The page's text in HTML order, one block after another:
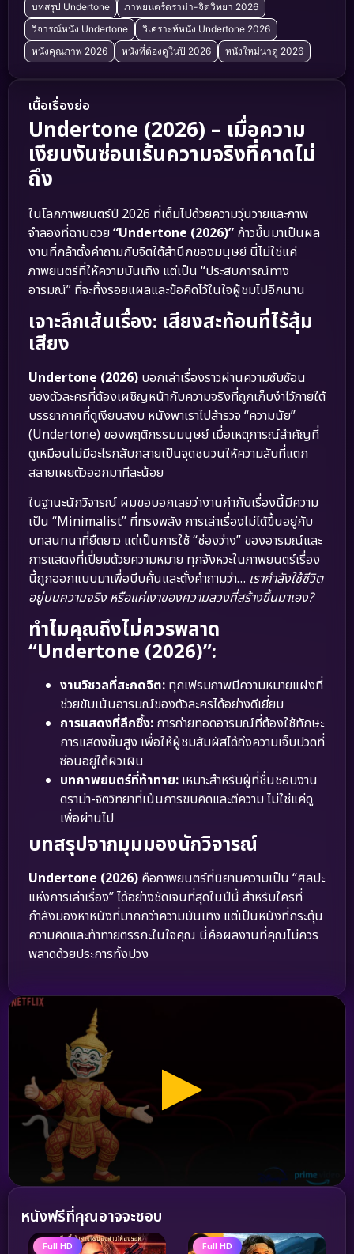
บทสรุป Undertone
ภาพยนตร์ดราม่า-จิตวิทยา 2026
วิจารณ์หนัง Undertone
วิเคราะห์หนัง Undertone 2026
หนังคุณภาพ 2026
หนังที่ต้องดูในปี 2026 หนังใหม่น่าดู 2026
เนื้อเรื่องย่อ
Undertone (2026) – เมื่อความ
เงียบงันซ่อนเร้นความจริงที่คาดไม่
ถึง
ในโลกภาพยนตร์ปี 2026 ที่เต็มไปด้วยความวุ่นวายและภาพ
จำลองที่ฉาบฉวย“Undertone (2026)” ก้าวขึ้นมาเป็นผล
งานที่กล้าตั้งคำถามกับจิตใต้สำนึกของมนุษย์ นี่ไม่ใช่แค่
ภาพยนตร์ที่ให้ความบันเทิง แต่เป็น “ประสบการณ์ทาง
อารมณ์” ที่จะทิ้งรอยแผลและข้อคิดไว้ในใจผู้ชมไปอีกนาน
เจาะลึกเส้นเรื่อง: เสียงสะท้อนที่ไร้สุ้ม
เสียง
Undertone (2026) บอกเล่าเรื่องราวผ่านความซับซ้อน
ของตัวละครที่ต้องเผชิญหน้ากับความจริงที่ถูกเก็บงำไว้ภายใต้
บรรยากาศที่ดูเงียบสงบ หนังพาเราไปสำรวจ “ความนัย”
(Undertone) ของพฤติกรรมมนุษย์ เมื่อเหตุการณ์สำคัญที่
ดูเหมือนไม่มีอะไรกลับกลายเป็นจุดชนวนให้ความลับที่แตก
สลายเผยตัวออกมาทีละน้อย
ในฐานะนักวิจารณ์ ผมขอบอกเลยว่างานกำกับเรื่องนี้มีความ
เป็น “Minimalist” ที่ทรงพลัง การเล่าเรื่องไม่ได้ขึ้นอยู่กับ
บทสนทนาที่ยืดยาว แต่เป็นการใช้ “ช่องว่าง” ของอารมณ์และ
การแสดงที่เปี่ยมด้วยความหมาย ทุกจังหวะในภาพยนตร์เรื่อง
นี้ถูกออกแบบมาเพื่อบีบคั้นและตั้งคำถามว่า… เรากำลังใช้ชีวิต
อยู่บนความจริง หรือแค่เงาของความลวงที่สร้างขึ้นมาเอง?
ทำไมคุณถึงไม่ควรพลาด
“Undertone (2026)”:
งานวิชวลที่สะกดจิต: ทุกเฟรมภาพมีความหมายแฝงที่
ช่วยขับเน้นอารมณ์ของตัวละครได้อย่างดีเยี่ยม
การแสดงที่ลึกซึ้ง: การถ่ายทอดอารมณ์ที่ต้องใช้ทักษะ
การแสดงขั้นสูง เพื่อให้ผู้ชมสัมผัสได้ถึงความเจ็บปวดที่
ซ่อนอยู่ใต้ผิวเผิน
บทภาพยนตร์ที่ท้าทาย: เหมาะสำหรับผู้ที่ชื่นชอบงาน
ดราม่า-จิตวิทยาที่เน้นการขบคิดและตีความ ไม่ใช่แค่ดู
เพื่อผ่านไป
บทสรุปจากมุมมองนักวิจารณ์
Undertone (2026) คือภาพยนตร์ที่นิยามความเป็น “ศิลปะ
แห่งการเล่าเรื่อง” ได้อย่างชัดเจนที่สุดในปีนี้ สำหรับใครที่
กำลังมองหาหนังที่มากกว่าความบันเทิง แต่เป็นหนังที่กระตุ้น
ความคิดและท้าทายตรรกะในใจคุณ นี่คือผลงานที่คุณไม่ควร
พลาดด้วยประการทั้งปวง
หนังฟรีที่คุณอาจจะชอบ
Full HD Full HD